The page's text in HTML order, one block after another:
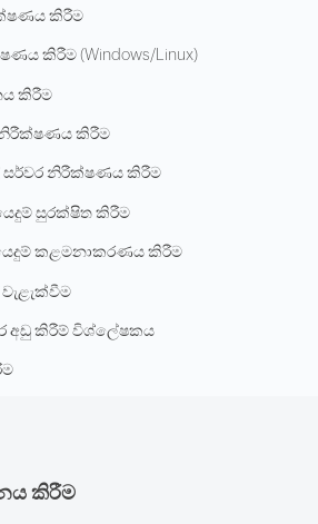
කිරීම
කිරීම (Windows/Linux)
කිරීම
නිරීක්ෂණය කිරීම
සර්වර නිරීක්ෂණය කිරීම
සුරක්ෂිත කිරීම
යෙදුම් කළමනාකරණය කිරීම
අඩු කිරීම් විශ්ලේෂකය
කිරීම